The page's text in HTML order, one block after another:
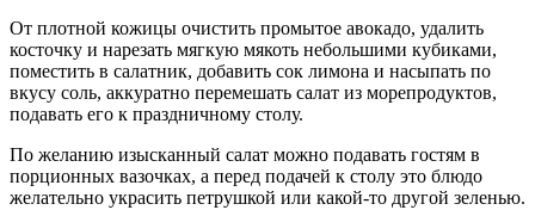
От плотной кожицы очистить промытое авокадо, удалить
косточку и нарезать мягкую мякоть небольшими кубиками,
поместить в салатник, добавить сок лимона и насыпать по
вкусу соль, аккуратно перемешать салат из морепродуктов,
подавать его к праздничному столу.
По желанию изысканный салат можно подавать гостям в
порционных вазочках, а перед подачей к столу это блюдо
желательно украсить петрушкой или какой-то другой зеленью.